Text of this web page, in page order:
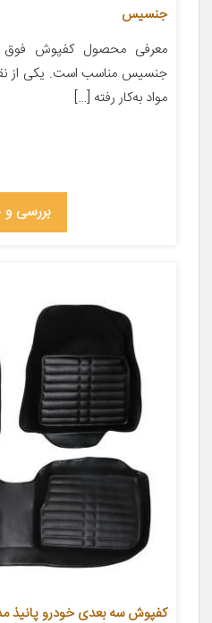
جنسیس
معرفی محصول کفپوش فوق
جنسیس مناسب است. یکی از
مواد به‌کار رفته […]
بررسی